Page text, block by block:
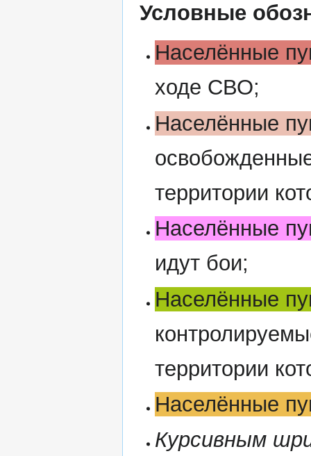
Условные
Населённые
ходе СВО;
Населённые
территории
Населённые
идут бои;
Населённые
территории
Населённые
Курсивным